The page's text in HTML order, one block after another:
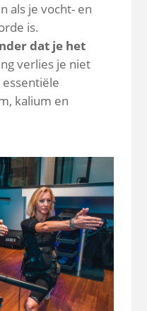
als je vocht- en
is.
dat je het
verlies je niet
kalium en